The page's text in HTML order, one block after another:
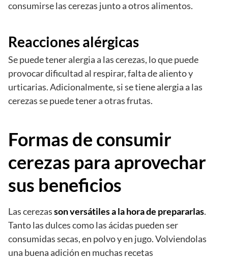
consumirse las cerezas junto a otros alimentos.
Reacciones alérgicas
Se puede tener alergia a las cerezas, lo que puede
provocar dificultad al respirar, falta de aliento y
urticarias. Adicionalmente, si se tiene alergia a las
cerezas se puede tener a otras frutas.
Formas de consumir
cerezas para aprovechar
sus beneficios
Las cerezasson versátiles a la hora de prepararlas.
Tanto las dulces como las ácidas pueden ser
consumidas secas, en polvo y en jugo. Volviendolas
una buena adición en muchas recetas